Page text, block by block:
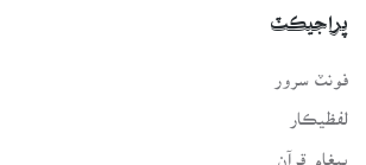
پراجيڪٽ
لفظيڪار
پيغامِ قرآن